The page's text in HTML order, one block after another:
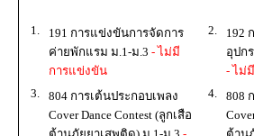
1.
191 การแข่งขันการจัดการ
ค่ายพักแรม ม.1-ม.3 - ไม่มี
การแข่งขัน
2.
192
อุปก
- ไม่
3.
804 การเต้นประกอบเพลง
Cover Dance Contest (ลูกเสือ
4.
808